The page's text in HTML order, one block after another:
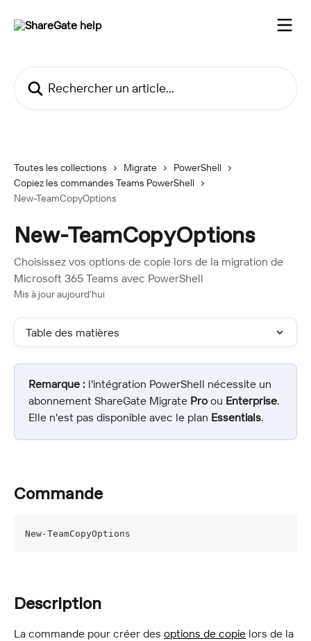
Toutes les collections Migrate
PowerShell
Copiez les commandes Teams PowerShell
New-TeamCopyOptions
New-TeamCopyOptions
Choisissez vos options de copie lors de la migration de
Microsoft 365 Teams avec PowerShell
Mis à jour aujourd’hui
Table des matières
Remarque : l'intégration PowerShell nécessite un
abonnement ShareGate Migrate Pro ou Enterprise.
Elle n'est pas disponible avec le plan Essentials.
Commande
New-TeamCopyOptions
Description
La commande pour créer des options de copie lors de la